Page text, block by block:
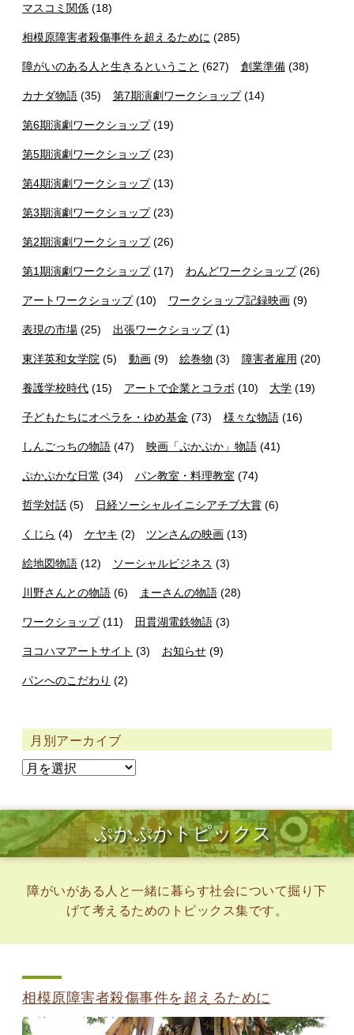
マスコミ関係 (18)
相模原障害者殺傷事件を超えるために (285)
障がいのある人と生きるということ (627) 創業準備(38)
カナダ物語 (35) 第7期演劇ワークショップ(14)
第6期演劇ワークショップ(19)
第5期演劇ワークショップ(23)
第4期演劇ワークショップ(13)
第3期演劇ワークショップ(23)
第2期演劇ワークショップ(26)
第1期演劇ワークショップ(17) わんどワークショップ(26)
アートワークショップ(10) ワークショップ記録映画(9)
表現の市場 (25) 出張ワークショップ(1)
東洋英和女学院 (5) 動画(9) 絵巻物 (3) 障害者雇用 (20)
養護学校時代 (15) アートで企業とコラボ (10) 大学 (19)
子どもたちにオペラを・ゆめ基金 (73) 様々な物語(16)
しんごっちの物語 (47) 映画「ぷかぷか」物語(41)
ぷかぷかな日常 (34) パン教室・料理教室 (74)
哲学対話 (5) 日経ソーシャルイニシアチブ大賞(6)
くじら (4) ケヤキ (2) ツンさんの映画 (13)
絵地図物語 (12) ソーシャルビジネス (3)
川野さんとの物語 (6) まーさんの物語(28)
ワークショップ(11) 田貫湖電鉄物語(3)
ヨコハマアートサイト (3) お知らせ(9)
パンへのこだわり (2)
月別アーカイブ
ぷかぷかトピックス
障がいがある人と一緒に暮らす社会について掘り下
げて考えるためのトピックス集です。
相模原障害者殺傷事件を超えるために